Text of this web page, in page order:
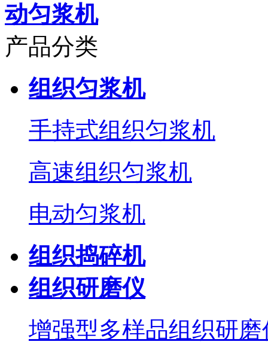
动匀浆机
产品分类
组织匀浆机
手持式组织匀浆机
高速组织匀浆机
电动匀浆机
组织捣碎机
组织研磨仪
增强型多样品组织研磨